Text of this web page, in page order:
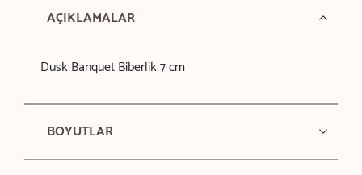
AÇIKLAMALAR
Dusk Banquet Biberlik 7 cm
BOYUTLAR